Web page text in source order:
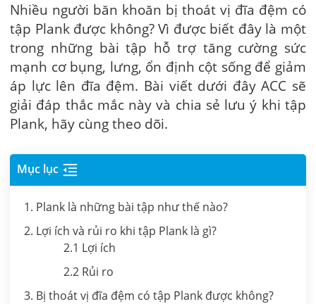
Nhiều người băn khoăn bị thoát vị đĩa đệm có
tập Plank được không? Vì được biết đây là một
trong những bài tập hỗ trợ tăng cường sức
mạnh cơ bụng, lưng, ổn định cột sống để giảm
áp lực lên đĩa đệm. Bài viết dưới đây ACC sẽ
giải đáp thắc mắc này và chia sẻ lưu ý khi tập
Plank, hãy cùng theo dõi.
Mục lục
1. Plank là những bài tập như thế nào?
2. Lợi ích và rủi ro khi tập Plank là gì?
2.1 Lợi ích
2.2 Rủi ro
3. Bị thoát vị đĩa đệm có tập Plank được không?